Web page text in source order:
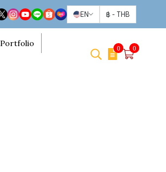
EN ฿ - THB
Portfolio 0 0